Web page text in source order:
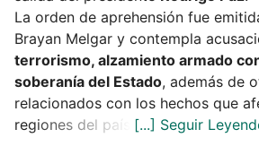
La orden de aprehensión fue
Brayan Melgar y contempla
terrorismo, alzamiento armado
soberanía del Estado, además de
relacionados con los hechos que
regiones del país.